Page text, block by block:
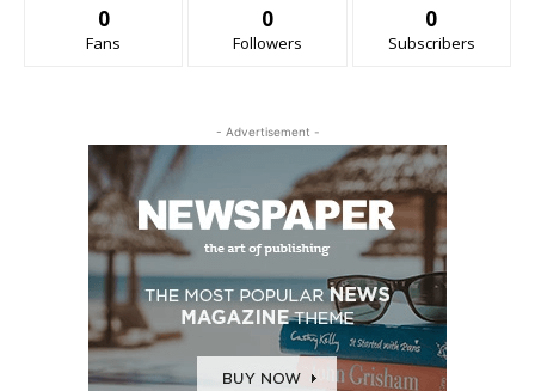
0
Fans
0
Followers
0
Subscribers
- Advertisement -